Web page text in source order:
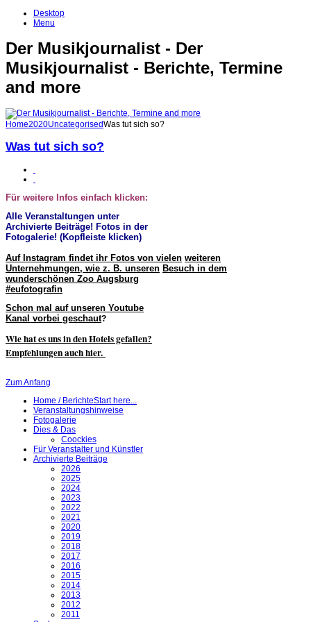
Desktop
Menu
Der Musikjournalist - Der
Musikjournalist - Berichte, Termine
and more
Home2020UncategorisedWas tut sich so?
Was tut sich so?
Für weitere Infos einfach klicken:
Alle Veranstaltungen unter
Archivierte Beiträge! Fotos in der
Fotogalerie! (Kopfleiste klicken)
Auf Instagram findet ihr Fotos von vielen weiteren
Unternehmungen, wie z. B. unseren Besuch in dem
wunderschönen Zoo Augsburg
#eufotografin
Schon mal auf unseren Youtube
Kanal vorbei geschaut?
Wie hat es uns in den Hotels gefallen?
Empfehlungen auch hier.
Zum Anfang
Home / BerichteStart here...
Veranstaltungshinweise
Fotogalerie
Dies & Das
Coockies
Für Veranstalter und Künstler
Archivierte Beiträge
2026
2025
2024
2023
2022
2021
2020
2019
2018
2017
2016
2015
2014
2013
2012
2011